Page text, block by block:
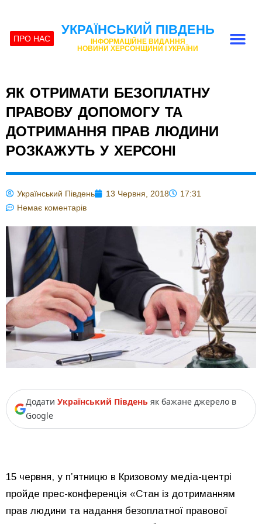
ПРО НАС
УКРАЇНСЬКИЙ ПІВДЕНЬ
ІНФОРМАЦІЙНЕ ВИДАННЯ
НОВИНИ ХЕРСОНЩИНИ І УКРАЇНИ
ЯК ОТРИМАТИ БЕЗОПЛАТНУ
ПРАВОВУ ДОПОМОГУ ТА
ДОТРИМАННЯ ПРАВ ЛЮДИНИ
РОЗКАЖУТЬ У ХЕРСОНІ
Український Південь 13 Червня, 2018
17:31
Немає коментарів
Додати Український Південь як бажане джерело в
Google
15 червня, у п’ятницю в Кризовому медіа-центрі
пройде прес-конференція «Стан із дотриманням
прав людини та надання безоплатної правової